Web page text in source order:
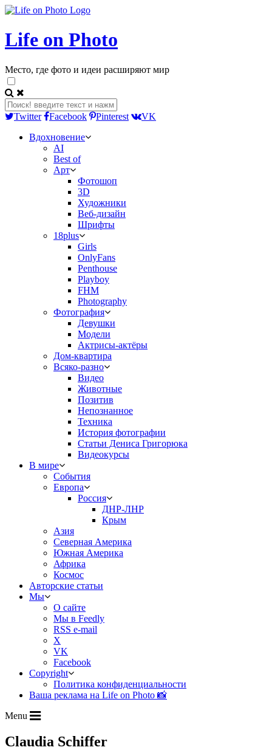
Life on Photo
Место, где фото и идеи расширяют мир
Twitter Facebook Pinterest
VK
Вдохновение
AI
Best of
Арт
Фотошоп
3D
Художники
Веб-дизайн
Шрифты
18plus
Girls
OnlyFans
Penthouse
Playboy
FHM
Photography
Фотография
Девушки
Модели
Актрисы-актёры
Дом-квартира
Всяко-разно
Видео
Животные
Позитив
Непознанное
Техника
История фотографии
Статьи Дениса Григорюка
Видеокурсы
В мире
События
Европа
Россия
ДНР-ЛНР
Крым
Азия
Северная Америка
Южная Америка
Африка
Космос
Авторские статьи
Мы
О сайте
Мы в Feedly
RSS e-mail
X
VK
Facebook
Copyright
Политика конфиденциальности
Ваша реклама на Life on Photo 📸
Menu
Claudia Schiffer